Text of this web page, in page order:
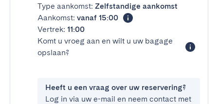
Type aankomst: Zelfstandige aankomst
Aankomst: vanaf 15:00
Vertrek: 11:00
Komt u vroeg aan en wilt u uw bagage
opslaan?
Heeft u een vraag over uw reservering?
Log in via uw e-mail en neem contact met